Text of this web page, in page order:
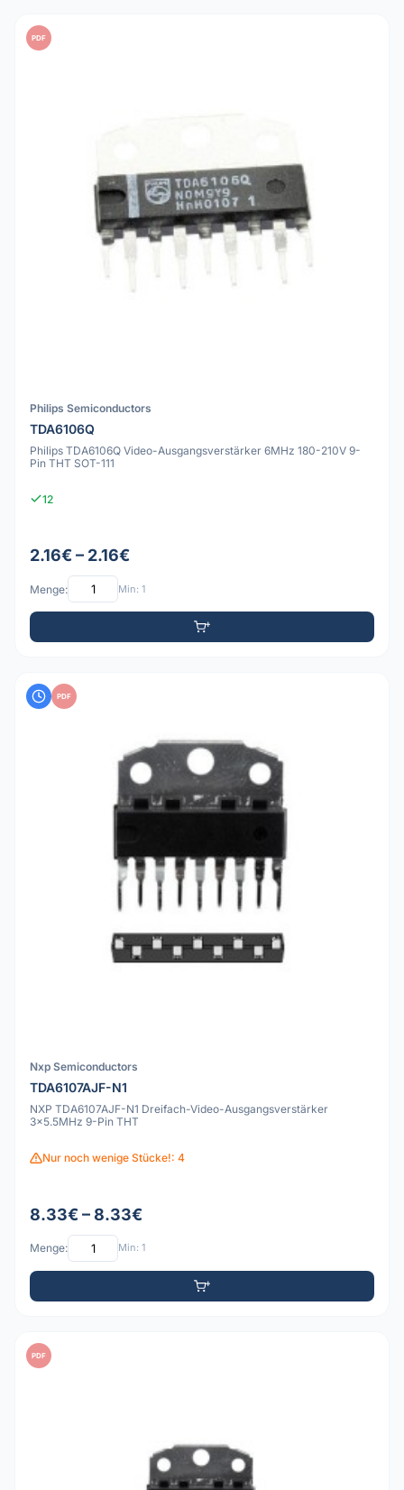
PDF
Philips Semiconductors
TDA6106Q
Philips TDA6106Q Video-Ausgangsverstärker 6MHz 180-210V 9-
Pin THT SOT-111
12
2.16€ – 2.16€
Menge: Min: 1
PDF
Nxp Semiconductors
TDA6107AJF-N1
NXP TDA6107AJF-N1 Dreifach-Video-Ausgangsverstärker
3x5.5MHz 9-Pin THT
Nur noch wenige Stücke!: 4
8.33€ – 8.33€
Menge: Min: 1
PDF